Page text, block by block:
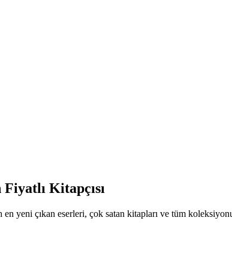
Kitapçısı
en yeni çıkan eserleri, çok satan kitapları ve tüm